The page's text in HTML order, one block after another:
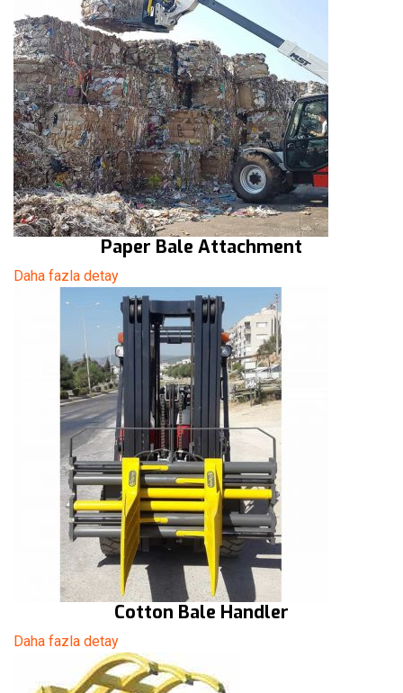
Paper Bale Attachment
Daha fazla detay
Cotton Bale Handler
Daha fazla detay